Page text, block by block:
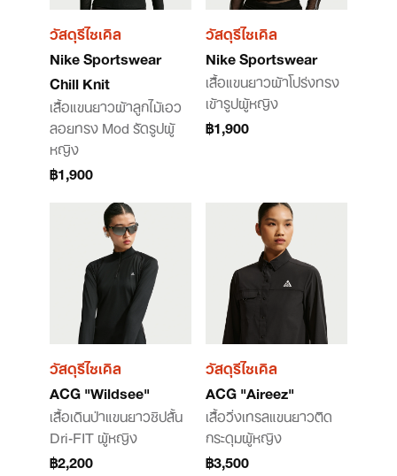
วัสดุรีไซเคิล
Nike Sportswear
Chill Knit
เสื้อแขนยาวผ้าลูกไม้เอว
ลอยทรง Mod รัดรูปผู้
หญิง
฿1,900
วัสดุรีไซเคิล
Nike Sportswear
เสื้อแขนยาวผ้าโปร่งทรง
เข้ารูปผู้หญิง
฿1,900
วัสดุรีไซเคิล
ACG "Wildsee"
เสื้อเดินป่าแขนยาวซิปสั้น
Dri-FIT ผู้หญิง
฿2,200
วัสดุรีไซเคิล
ACG "Aireez"
เสื้อวิ่งเทรลแขนยาวติด
กระดุมผู้หญิง
฿3,500